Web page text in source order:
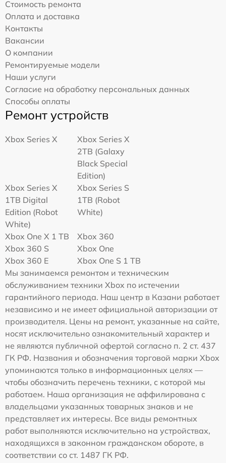
Стоимость ремонта
Оплата и доставка
Контакты
Вакансии
О компании
Ремонтируемые модели
Наши услуги
Согласие на обработку персональных данных
Способы оплаты
Ремонт устройств
Xbox Series X
Xbox Series X
2TB (Galaxy
Black Special
Edition)
Xbox Series X
1TB Digital
Edition (Robot
White)
Xbox Series S
1TB (Robot
White)
Xbox One X 1 TB
Xbox 360
Xbox 360 S
Xbox One
Xbox 360 E
Xbox One S 1 TB
Мы занимаемся ремонтом и техническим
обслуживанием техники Xbox по истечении
гарантийного периода. Наш центр в Казани работает
независимо и не имеет официальной авторизации от
производителя. Цены на ремонт, указанные на сайте,
носят исключительно ознакомительный характер и
не являются публичной офертой согласно п. 2 ст. 437
ГК РФ. Названия и обозначения торговой марки Xbox
упоминаются только в информационных целях —
чтобы обозначить перечень техники, с которой мы
работаем. Наша организация не аффилирована с
владельцами указанных товарных знаков и не
представляет их интересы. Все виды ремонтных
работ выполняются исключительно на устройствах,
находящихся в законном гражданском обороте, в
соответствии со ст. 1487 ГК РФ.